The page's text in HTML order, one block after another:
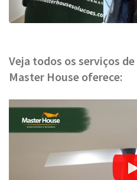
Veja todos os serviços
Master House oferece: